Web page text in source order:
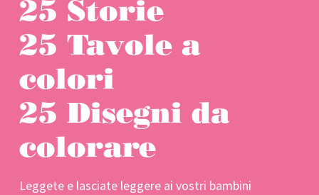
25 Storie
25 Tavole a
colori
25 Disegni da
colorare
Leggete e lasciate leggere ai vostri bambini